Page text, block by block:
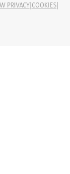
PRIVACY| COOKIES|